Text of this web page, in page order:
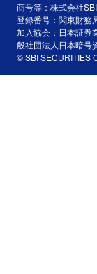
商号等：株式会社
登録番号：関東財務
加入協会：日本証券
般社団法人日本暗号
© SBI SECURITIES